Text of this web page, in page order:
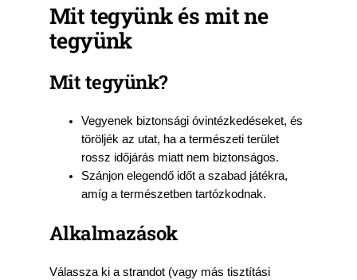
Mit tegyünk és mit ne
tegyünk
Mit tegyünk?
Vegyenek biztonsági óvintézkedéseket, és
töröljék az utat, ha a természeti terület
rossz időjárás miatt nem biztonságos.
Szánjon elegendő időt a szabad játékra,
amíg a természetben tartózkodnak.
Alkalmazások
Válassza ki a strandot (vagy más tisztítási